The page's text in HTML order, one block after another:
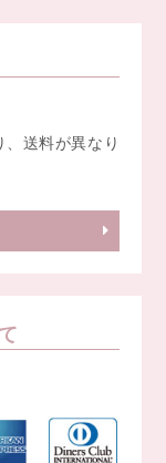
送料が異なり